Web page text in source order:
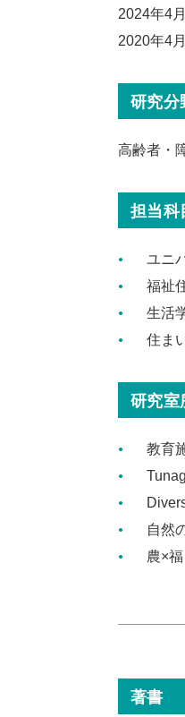
2024年4
2020年4
研究分
高齢者・
担当科
ユニ
福祉
生活
住ま
研究室
教育
自然
農×
著書